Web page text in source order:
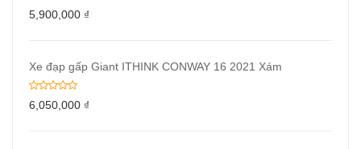
5,900,000 ₫
Xe đạp gấp Giant ITHINK CONWAY 16 2021 Xám
6,050,000 ₫